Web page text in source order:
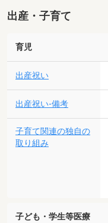
出産・子育て
育児
出産祝い
出産祝い-備考
子育て関連の独自の
取り組み
子ども・学生等医療